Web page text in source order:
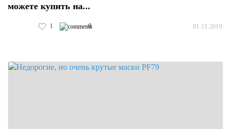
можете купить на...
1 0 01.11.2019